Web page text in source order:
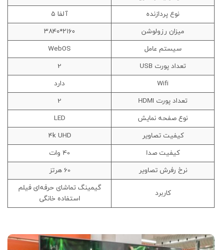
نوع پردازنده
آلفا ۵
میزان رزولوشن
۲۱۶۰*۳۸۴۰
سیستم عامل
WebOS
تعداد پورت USB
2
Wifi
دارد
تعداد پورت HDMI
2
نوع صفحه نمایش
LED
کیفیت تصاویر
4k UHD
کیفیت صدا
40 وات
نرخ رفرش تصاویر
60 هرتز
کاربرد
گیمینگ تماشای حرفه‌ای فیلم
استفاده خانگی